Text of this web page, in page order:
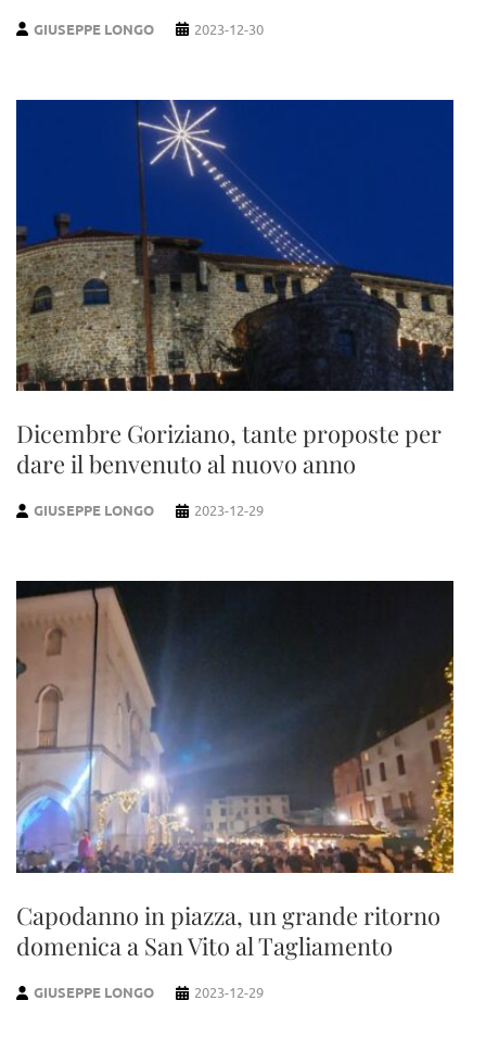
GIUSEPPE LONGO 2023-12-30
Dicembre Goriziano, tante proposte per
dare il benvenuto al nuovo anno
GIUSEPPE LONGO 2023-12-29
Capodanno in piazza, un grande ritorno
domenica a San Vito al Tagliamento
GIUSEPPE LONGO 2023-12-29